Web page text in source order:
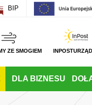
rozmiar czcionki
BIP
ZE SMOGIEM
DLA BIZNESU